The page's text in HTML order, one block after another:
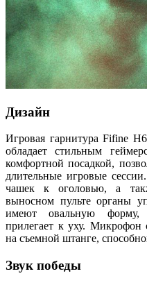
Дизайн
Игровая гарнитура Fifine
обладает стильным
комфортной посадкой,
длительные игровые
чашек к оголовью, а
выносном пульте органы
имеют овальную форму,
прилегает к уху. Микрофон
на съемной штанге,
Звук победы